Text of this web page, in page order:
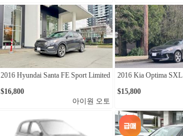
2016 Hyundai Santa FE Sport Limited
$16,800
아이원 오토
2016 Kia Optima SXL
$15,800